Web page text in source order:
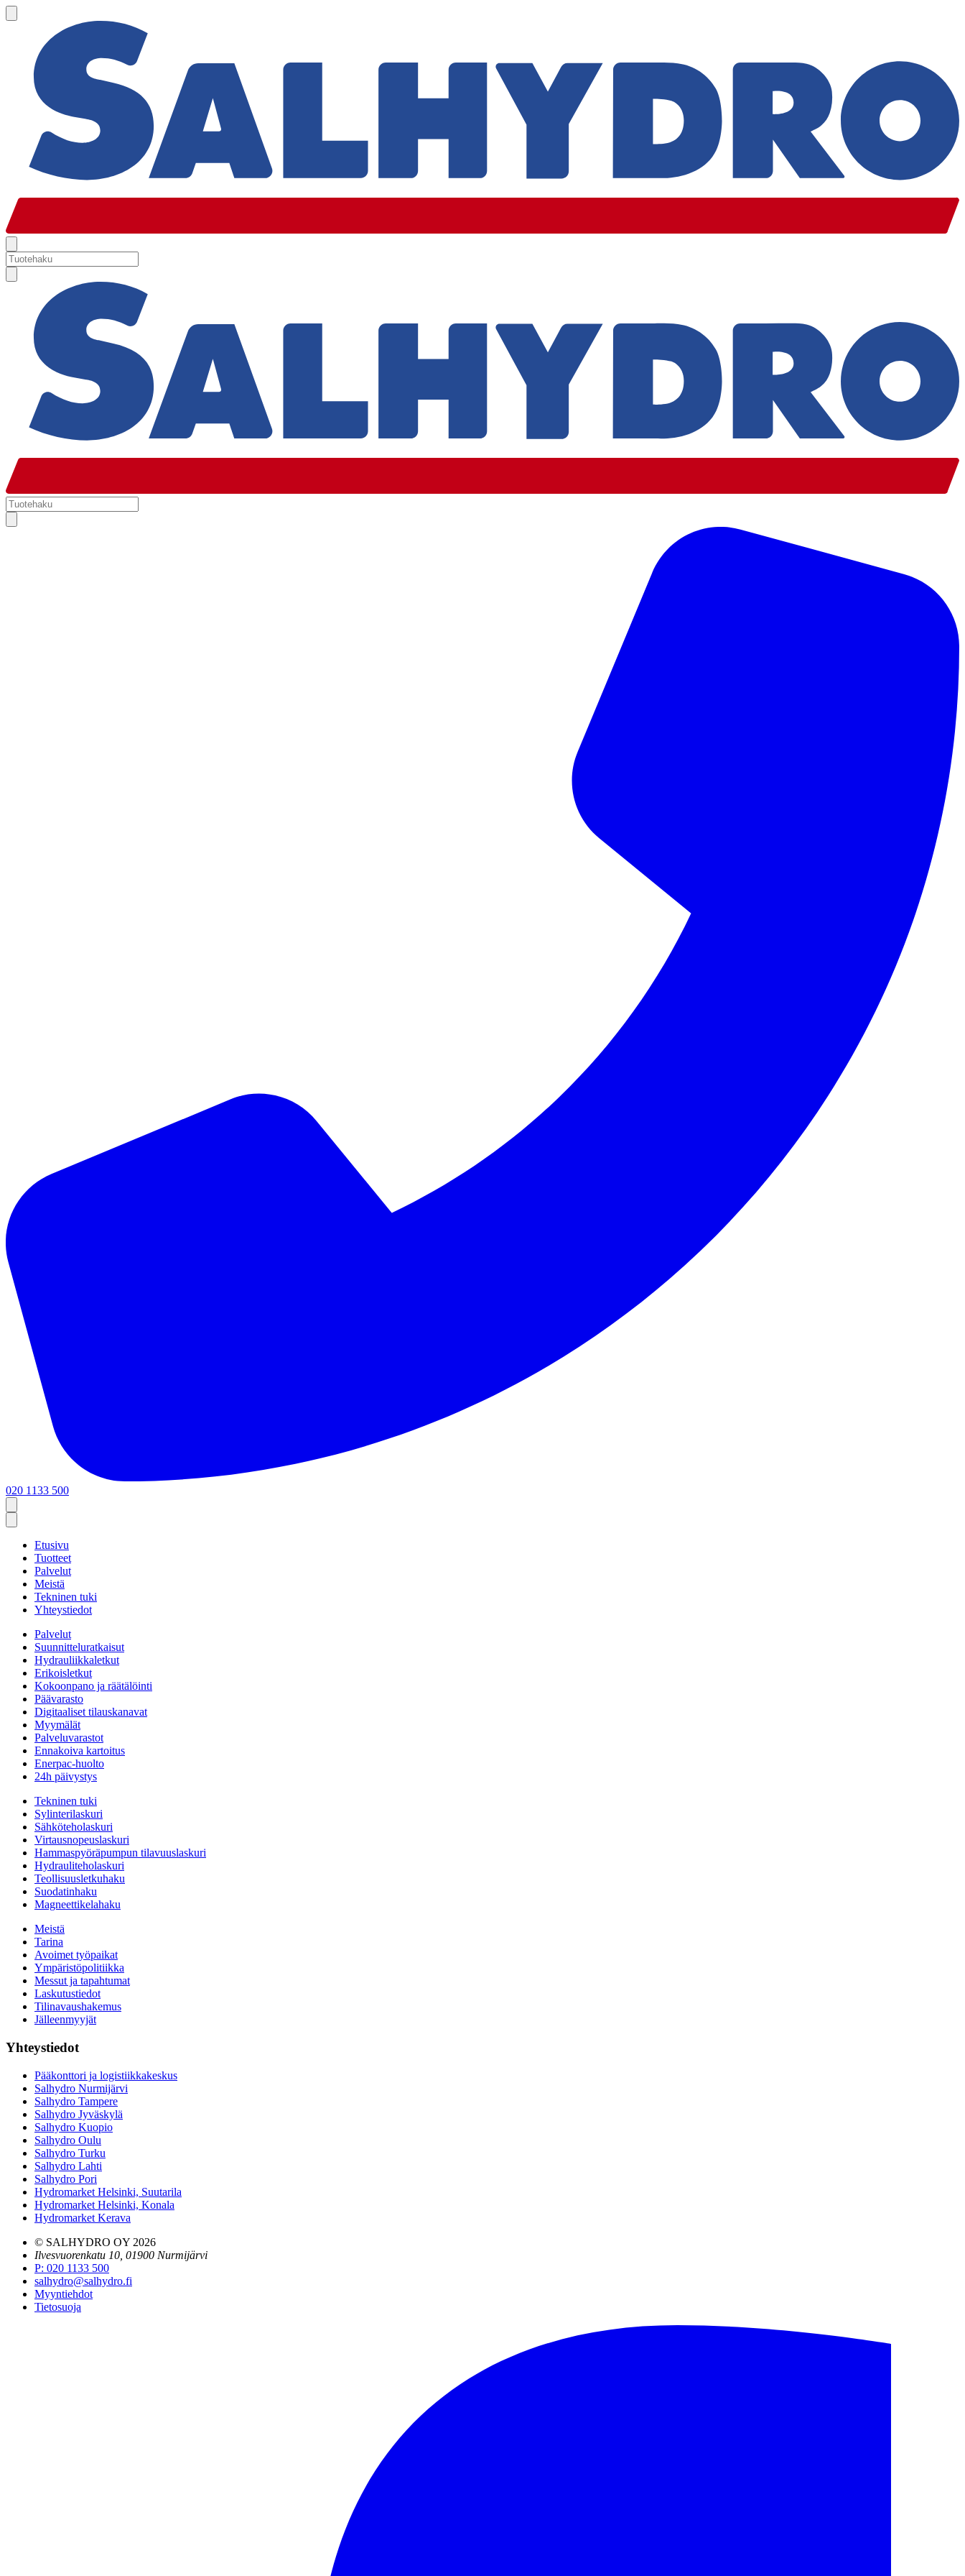
020 1133 500
Etusivu
Tuotteet
Palvelut
Meistä
Tekninen tuki
Yhteystiedot
Palvelut
Suunnitteluratkaisut
Hydrauliikkaletkut
Erikoisletkut
Kokoonpano ja räätälöinti
Päävarasto
Digitaaliset tilauskanavat
Myymälät
Palveluvarastot
Ennakoiva kartoitus
Enerpac-huolto
24h päivystys
Tekninen tuki
Sylinterilaskuri
Sähköteholaskuri
Virtausnopeuslaskuri
Hammaspyöräpumpun tilavuuslaskuri
Hydrauliteholaskuri
Teollisuusletkuhaku
Suodatinhaku
Magneettikelahaku
Meistä
Tarina
Avoimet työpaikat
Ympäristöpolitiikka
Messut ja tapahtumat
Laskutustiedot
Tilinavaushakemus
Jälleenmyyjät
Yhteystiedot
Pääkonttori ja logistiikkakeskus
Salhydro Nurmijärvi
Salhydro Tampere
Salhydro Jyväskylä
Salhydro Kuopio
Salhydro Oulu
Salhydro Turku
Salhydro Lahti
Salhydro Pori
Hydromarket Helsinki, Suutarila
Hydromarket Helsinki, Konala
Hydromarket Kerava
© SALHYDRO OY 2026
Ilvesvuorenkatu 10, 01900 Nurmijärvi
P: 020 1133 500
salhydro@salhydro.fi
Myyntiehdot
Tietosuoja